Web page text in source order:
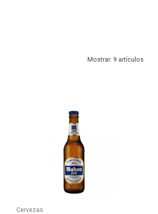
Mostrar: 9 artículos
Cervezas